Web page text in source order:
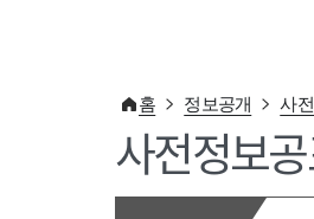
홈 정보공개 사
사전정보